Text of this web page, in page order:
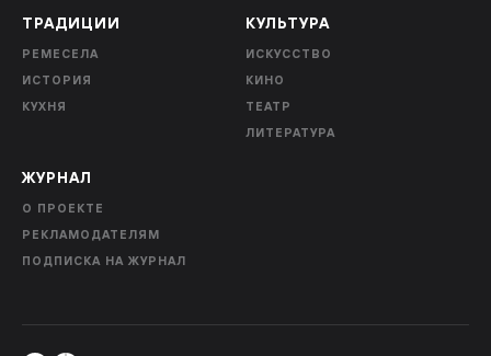
ТРАДИЦИИ
РЕМЕСЕЛА
ИСТОРИЯ
КУХНЯ
КУЛЬТУРА
ИСКУССТВО
КИНО
ТЕАТР
ЛИТЕРАТУРА
ЖУРНАЛ
О ПРОЕКТЕ
РЕКЛАМОДАТЕЛЯМ
ПОДПИСКА НА ЖУРНАЛ